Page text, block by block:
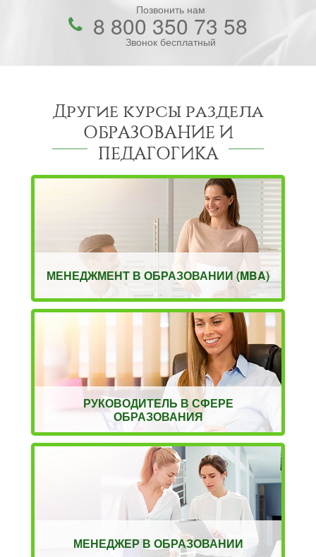
Позвонить нам
8 800 350 73 58
Звонок бесплатный
Другие курсы раздела
ОБРАЗОВАНИЕ И
ПЕДАГОГИКА
МЕНЕДЖМЕНТ В ОБРАЗОВАНИИ (MBA)
РУКОВОДИТЕЛЬ В СФЕРЕ
ОБРАЗОВАНИЯ
МЕНЕДЖЕР В ОБРАЗОВАНИИ